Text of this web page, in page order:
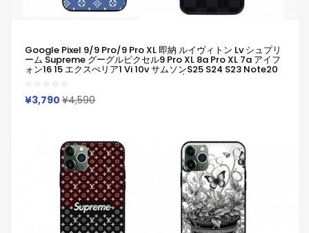
Google Pixel 9/9 Pro/9 Pro XL 即納 ルイヴィトン Lv シュプリ
ーム Supreme グーグルピクセル9 Pro XL 8a Pro XL 7a アイフ
ォン16 15 エクスぺリア1 Vi 10v サムソンs25 S24 S23 Note20
ケース ブランド Galaxya55 A54 S23/S24 Ultraケースルイヴ
ィトン Lv シュプリーム Supremeピクセル 8a Pro 7a
6/7/6a/9a ケース
¥3,790 ¥4,590